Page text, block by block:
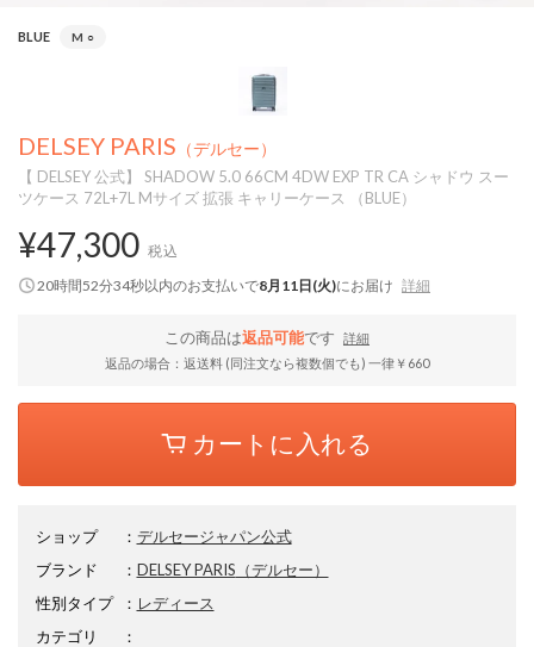
BLUE M ○
DELSEY PARIS （デルセー）
【 DELSEY 公式】 SHADOW 5.0 66CM 4DW EXP TR CA シャドウ スー
ツケース 72L+7L Mサイズ 拡張 キャリーケース （BLUE）
¥47,300 税込
20時間52分33秒以内のお支払いで8月11日(火)にお届け 詳細
この商品は返品可能です
詳細
返品の場合：返送料 (同注文なら複数個でも) 一律￥660
カートに入れる
ショップ ： デルセージャパン公式
ブランド
： DELSEY PARIS （デルセー）
性別タイプ
： レディース
カテゴリ
：